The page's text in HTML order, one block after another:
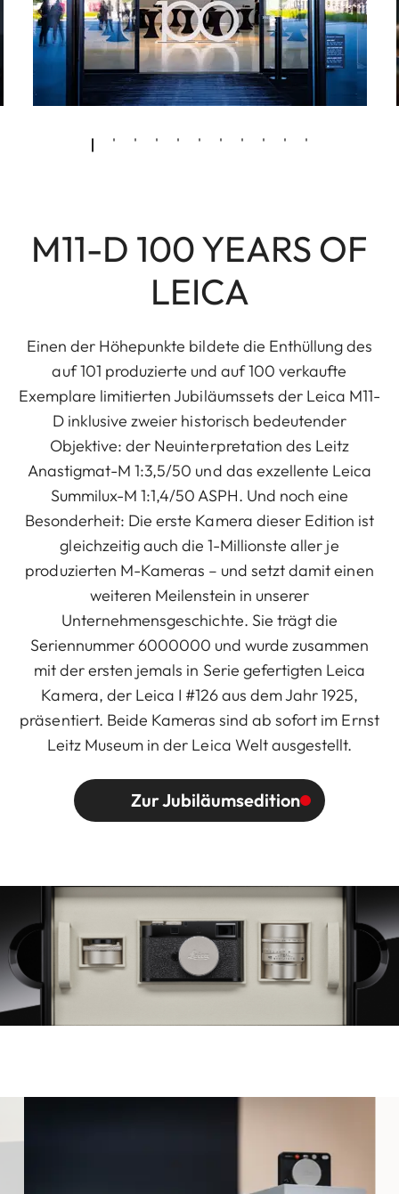
M11-D 100 YEARS OF
LEICA
Einen der Höhepunkte bildete die Enthüllung des
auf 101 produzierte und auf 100 verkaufte
Exemplare limitierten Jubiläumssets der Leica M11-
D inklusive zweier historisch bedeutender
Objektive: der Neuinterpretation des Leitz
Anastigmat-M 1:3,5/50 und das exzellente Leica
Summilux-M 1:1,4/50 ASPH. Und noch eine
Besonderheit: Die erste Kamera dieser Edition ist
gleichzeitig auch die 1-Millionste aller je
produzierten M-Kameras – und setzt damit einen
weiteren Meilenstein in unserer
Unternehmensgeschichte. Sie trägt die
Seriennummer 6000000 und wurde zusammen
mit der ersten jemals in Serie gefertigten Leica
Kamera, der Leica I #126 aus dem Jahr 1925,
präsentiert. Beide Kameras sind ab sofort im Ernst
Leitz Museum in der Leica Welt ausgestellt.
Zur Jubiläumsedition